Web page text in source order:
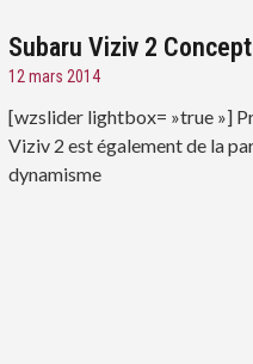
Subaru Viziv 2
12 mars 2014
[wzslider lightbox= »true »]
Viziv 2 est également de la
dynamisme